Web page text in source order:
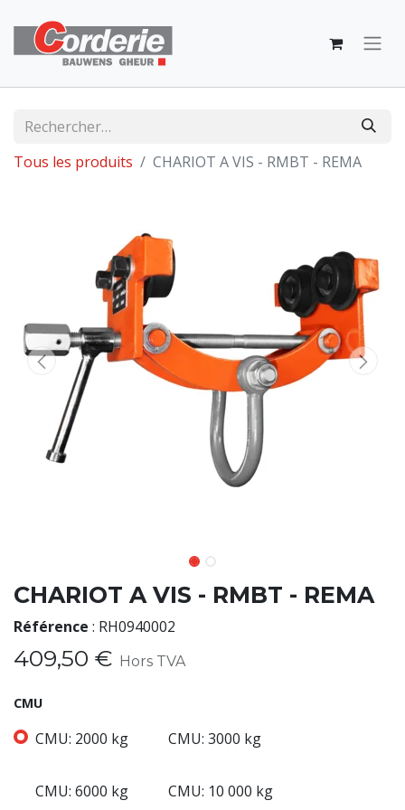
Tous les produits CHARIOT A VIS - RMBT - REMA
CHARIOT A VIS - RMBT - REMA
Référence : RH0940002
409,50 € Hors TVA
CMU
CMU: 2000 kg CMU: 3000 kg
CMU: 6000 kg CMU: 10 000 kg